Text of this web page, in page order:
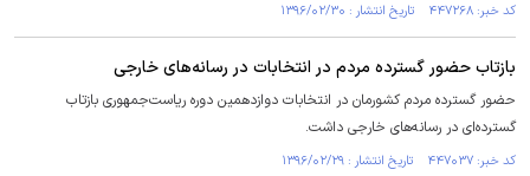
کد خبر: ۴۴۷۲۶۸ تاریخ انتشار : ۱۳۹۶/۰۲/۳۰
بازتاب حضور گسترده مردم در انتخابات در رسانه‌های خارجی
حضور گسترده مردم کشورمان در انتخابات دوازدهمین دوره ریاست‌جمهوری بازتاب
گسترده‌ای در رسانه‌های خارجی داشت.
کد خبر: ۴۴۷۰۳۷ تاریخ انتشار : ۱۳۹۶/۰۲/۲۹